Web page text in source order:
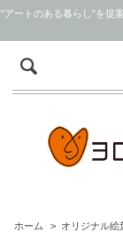
“アートのある暮らし”を提
ホーム > オリジナル絵